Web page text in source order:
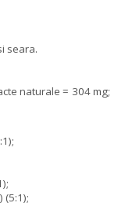
seara.
naturale = 304 mg;
(5:1);